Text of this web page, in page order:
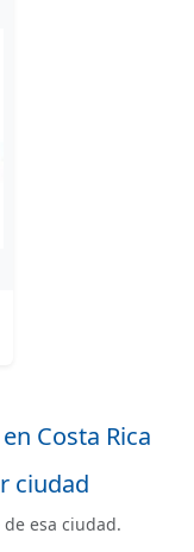
Costa Rica
ciudad
esa ciudad.